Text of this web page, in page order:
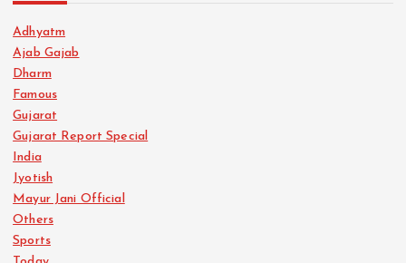
Adhyatm
Ajab Gajab
Dharm
Famous
Gujarat
Gujarat Report Special
India
Jyotish
Mayur Jani Official
Others
Sports